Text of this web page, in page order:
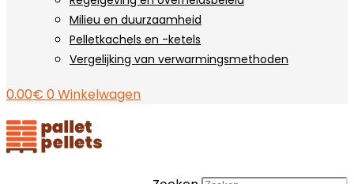
Milieu en duurzaamheid
Pelletkachels en -ketels
Vergelijking van verwarmingsmethoden
0.00€ 0Winkelwagen